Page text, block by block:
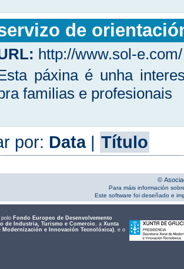
de
http://www.sol-e.com/
páxina é unha
familias e profesionais
por: Data| Título
©
Para máis información
Este software foi deseñado e
Fondo Europeo de Desenvolvemento
de Industria, Turismo e Comercio, a Xunta
Modernización e Innovación Tecnolóxica), e o